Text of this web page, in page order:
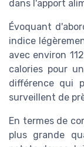
dans l'apport
Évoquant
indice
avec environ
calories pour
différence qui
surveillent de
En termes de
plus grande